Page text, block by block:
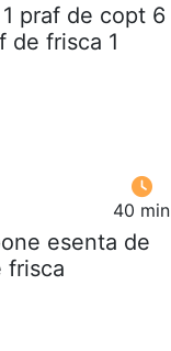
praf de copt 6
de frisca 1
40 min
esenta de
frisca